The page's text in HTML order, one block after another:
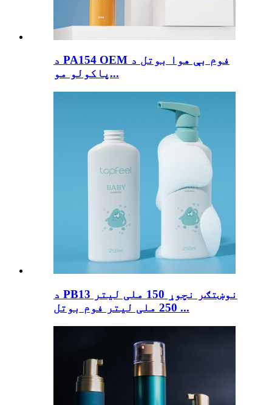
د PA154 OEM فوم بې هوا بوتل د
پاکولو مو...
د PB13 نوښتګر نچوړ 150 ملی لیتر
250 ملی لیتر فوم بوتل ...